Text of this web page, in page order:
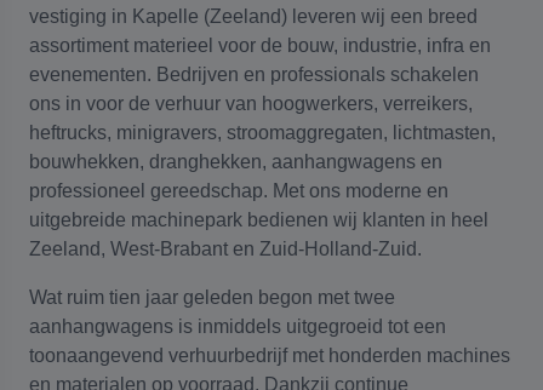
vestiging in Kapelle (Zeeland) leveren wij een breed
assortiment materieel voor de bouw, industrie, infra en
evenementen. Bedrijven en professionals schakelen
ons in voor de verhuur van hoogwerkers, verreikers,
heftrucks, minigravers, stroomaggregaten, lichtmasten,
bouwhekken, dranghekken, aanhangwagens en
professioneel gereedschap. Met ons moderne en
uitgebreide machinepark bedienen wij klanten in heel
Zeeland, West-Brabant en Zuid-Holland-Zuid.
Wat ruim tien jaar geleden begon met twee
aanhangwagens is inmiddels uitgegroeid tot een
toonaangevend verhuurbedrijf met honderden machines
en materialen op voorraad. Dankzij continue